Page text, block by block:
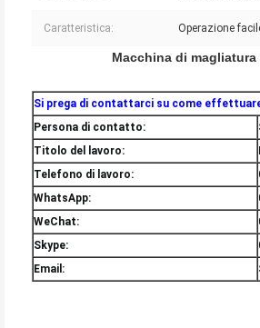
Caratteristica: Operazione
Macchina di
Si prega di contattarci su come
Persona di contatto:
Titolo del lavoro:
Telefono di lavoro:
WhatsApp:
WeChat:
Skype:
Email: